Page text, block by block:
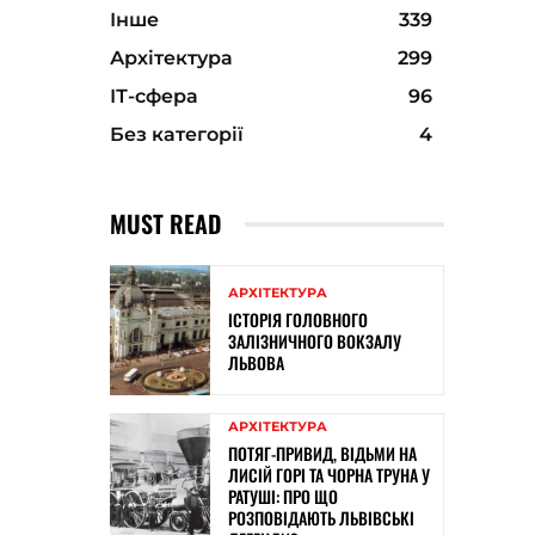
Інше
339
Архітектура
299
ІТ-сфера
96
Без категорії
4
MUST READ
АРХІТЕКТУРА
ІСТОРІЯ ГОЛОВНОГО
ЗАЛІЗНИЧНОГО ВОКЗАЛУ
ЛЬВОВА
АРХІТЕКТУРА
ПОТЯГ-ПРИВИД, ВІДЬМИ НА
ЛИСІЙ ГОРІ ТА ЧОРНА ТРУНА У
РАТУШІ: ПРО ЩО
РОЗПОВІДАЮТЬ ЛЬВІВСЬКІ